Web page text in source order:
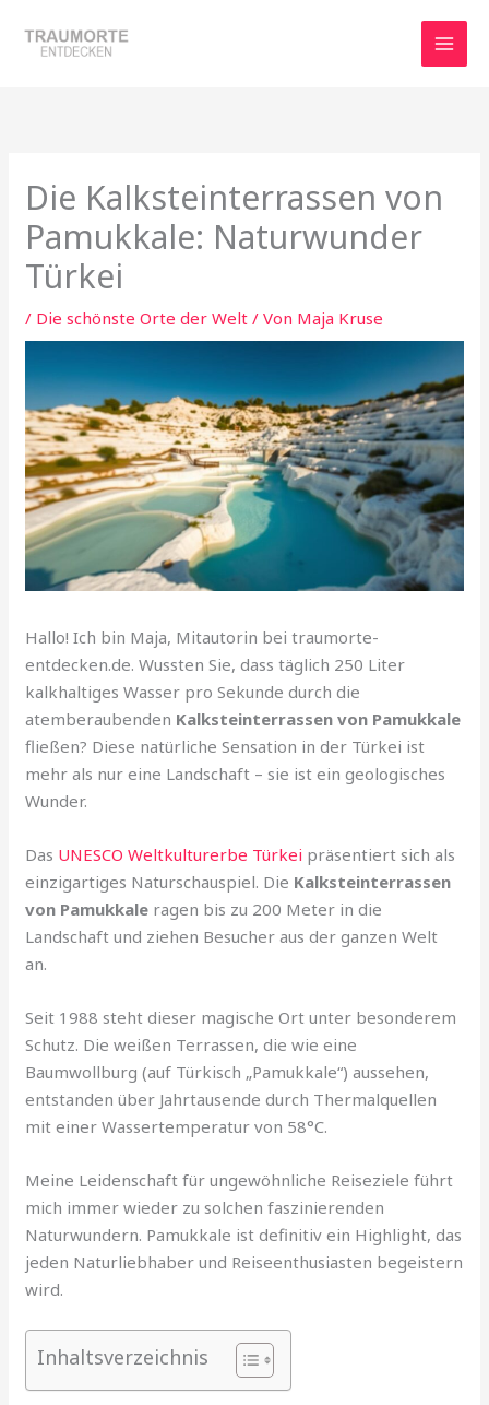
Inhalt
Die Kalksteinterrassen von
Pamukkale: Naturwunder
Türkei
/ Die schönste Orte der Welt / Von Maja Kruse
Hallo! Ich bin Maja, Mitautorin bei traumorte-
entdecken.de. Wussten Sie, dass täglich 250 Liter
kalkhaltiges Wasser pro Sekunde durch die
atemberaubenden Kalksteinterrassen von Pamukkale
fließen? Diese natürliche Sensation in der Türkei ist
mehr als nur eine Landschaft – sie ist ein geologisches
Wunder.
Das UNESCO Weltkulturerbe Türkei präsentiert sich als
einzigartiges Naturschauspiel. Die Kalksteinterrassen
von Pamukkale ragen bis zu 200 Meter in die
Landschaft und ziehen Besucher aus der ganzen Welt
an.
Seit 1988 steht dieser magische Ort unter besonderem
Schutz. Die weißen Terrassen, die wie eine
Baumwollburg (auf Türkisch „Pamukkale“) aussehen,
entstanden über Jahrtausende durch Thermalquellen
mit einer Wassertemperatur von 58°C.
Meine Leidenschaft für ungewöhnliche Reiseziele führt
mich immer wieder zu solchen faszinierenden
Naturwundern. Pamukkale ist definitiv ein Highlight, das
jeden Naturliebhaber und Reiseenthusiasten begeistern
wird.
Inhaltsverzeichnis